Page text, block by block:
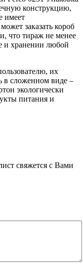
конструкцию,
имеет
заказать короб
что тираж не менее
и хранении любой
их
в сложенном виде –
экологически
питания и
свяжется с Вами